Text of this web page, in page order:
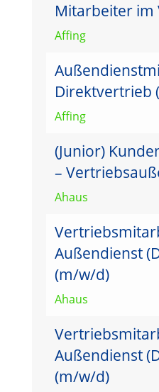
Mitarbeiter
Affing
Direktvertrieb
Affing
(Junior)
–
Ahaus
Außendienst
(m/w/d)
Ahaus
Außendienst
(m/w/d)